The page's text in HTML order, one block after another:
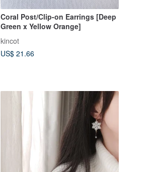
Coral Post/Clip-on Earrings [Deep
Green x Yellow Orange]
kincot
US$ 21.66